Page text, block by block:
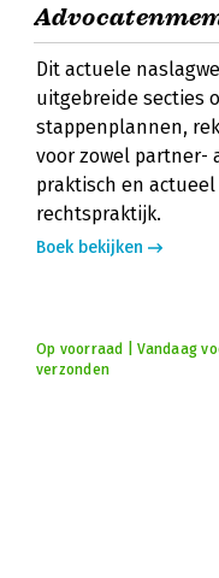
Dit actuele
uitgebreide secties
stappenplannen,
voor zowel partner-
praktisch en
rechtspraktijk.
Boek bekijken
Op voorraad | Vandaag
verzonden